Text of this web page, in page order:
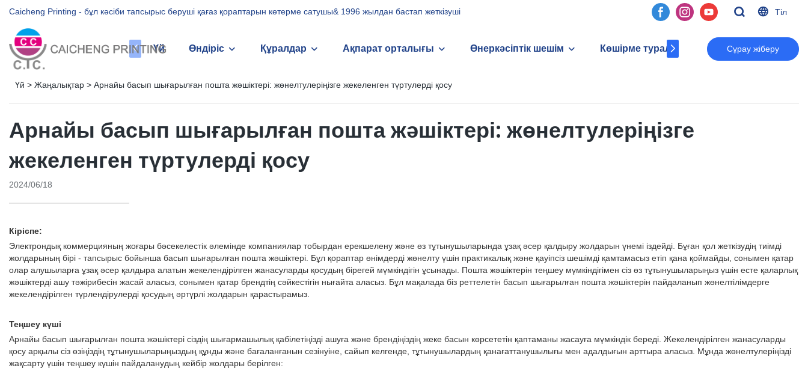
Caicheng Printing - бұл кәсіби тапсырыс беруші қағаз қораптарын көтерме сатушы& 1996 жылдан бастап жеткізуші Тіл
Үй Өндіріс Құралдар Ақпарат орталығы Өнеркәсіптік шешім Көшірме туралы Байланыс
Сұрау жіберу
Үй > Жаңалықтар > Арнайы басып шығарылған пошта жәшіктері: жөнелтулеріңізге жекеленген түртулерді қосу
Арнайы басып шығарылған пошта жәшіктері: жөнелтулеріңізге
жекеленген түртулерді қосу
2024/06/18
Кіріспе:
Электрондық коммерцияның жоғары бәсекелестік әлемінде компаниялар тобырдан ерекшелену және өз тұтынушыларында ұзақ әсер қалдыру жолдарын үнемі іздейді. Бұған қол жеткізудің тиімді
жолдарының бірі - тапсырыс бойынша басып шығарылған пошта жәшіктері. Бұл қораптар өнімдерді жөнелту үшін практикалық және қауіпсіз шешімді қамтамасыз етіп қана қоймайды, сонымен қатар
олар алушыларға ұзақ әсер қалдыра алатын жекелендірілген жанасуларды қосудың бірегей мүмкіндігін ұсынады. Пошта жәшіктерін теңшеу мүмкіндігімен сіз өз тұтынушыларыңыз үшін есте қаларлық
жәшіктерді ашу тәжірибесін жасай аласыз, сонымен қатар брендтің сәйкестігін нығайта аласыз. Бұл мақалада біз реттелетін басып шығарылған пошта жәшіктерін пайдаланып жөнелтілімдерге
жекелендірілген түрлендірулерді қосудың әртүрлі жолдарын қарастырамыз.
Теңшеу күші
Арнайы басып шығарылған пошта жәшіктері сіздің шығармашылық қабілетіңізді ашуға және брендіңіздің жеке басын көрсететін қаптаманы жасауға мүмкіндік береді. Жекелендірілген жанасуларды
қосу арқылы сіз өзіңіздің тұтынушыларыңыздың құнды және бағаланғанын сезінуіне, сайып келгенде, тұтынушылардың қанағаттанушылығы мен адалдығын арттыра аласыз. Мұнда жөнелтулеріңізді
жақсарту үшін теңшеу күшін пайдаланудың кейбір жолдары берілген: